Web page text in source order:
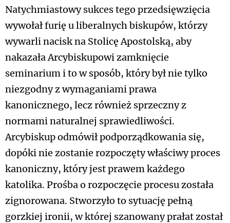
Natychmiastowy sukces tego przedsięwzięcia
wywołał furię u liberalnych biskupów, którzy
wywarli nacisk na Stolicę Apostolską, aby
nakazała Arcybiskupowi zamknięcie
seminarium i to w sposób, który był nie tylko
niezgodny z wymaganiami prawa
kanonicznego, lecz również sprzeczny z
normami naturalnej sprawiedliwości.
Arcybiskup odmówił podporządkowania się,
dopóki nie zostanie rozpoczęty właściwy proces
kanoniczny, który jest prawem każdego
katolika. Prośba o rozpoczęcie procesu została
zignorowana. Stworzyło to sytuację pełną
gorzkiej ironii, w której szanowany prałat został